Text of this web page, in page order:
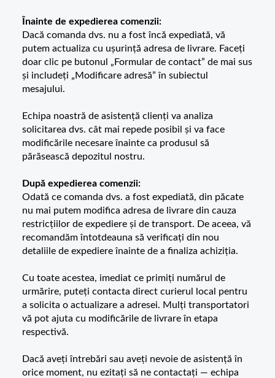
Înainte de expedierea comenzii:
Dacă comanda dvs. nu a fost încă expediată, vă
putem actualiza cu ușurință adresa de livrare. Faceți
doar clic pe butonul „Formular de contact” de mai sus
și includeți „Modificare adresă” în subiectul
mesajului.
Echipa noastră de asistență clienți va analiza
solicitarea dvs. cât mai repede posibil și va face
modificările necesare înainte ca produsul să
părăsească depozitul nostru.
După expedierea comenzii:
Odată ce comanda dvs. a fost expediată, din păcate
nu mai putem modifica adresa de livrare din cauza
restricțiilor de expediere și de transport. De aceea, vă
recomandăm întotdeauna să verificați din nou
detaliile de expediere înainte de a finaliza achiziția.
Cu toate acestea, imediat ce primiți numărul de
urmărire, puteți contacta direct curierul local pentru
a solicita o actualizare a adresei. Mulți transportatori
vă pot ajuta cu modificările de livrare în etapa
respectivă.
Dacă aveți întrebări sau aveți nevoie de asistență în
orice moment, nu ezitați să ne contactați — echipa